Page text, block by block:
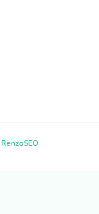
RenzoSEO